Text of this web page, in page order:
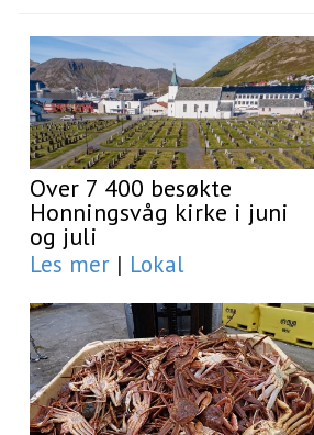
Over 7 400 besøkte
Honningsvåg kirke i juni
og juli
Les mer | Lokal